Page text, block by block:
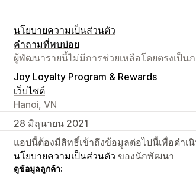
นโยบายความเป็นส่วนตัว
คำถามที่พบบ่อย
ผู้พัฒนารายนี้ไม่มีการช่วยเหลือโดยตรงเป็น
Joy Loyalty Program & Rewards
เว็บไซต์
Hanoi, VN
28 มิถุนายน 2021
แอปนี้ต้องมีสิทธิ์เข้าถึงข้อมูลต่อไปนี้เพื่อดำ
นโยบายความเป็นส่วนตัว ของนักพัฒนา
ดูข้อมูลลูกค้า: